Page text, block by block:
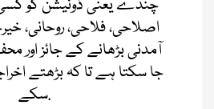
چندے یعنی ڈونیشن کو کسی
اصلاحی، فلاحی، روحانی،
آمدنی بڑھانے کے جائز اور
جا سکتا ہے تا کہ بڑھتے
سکے.